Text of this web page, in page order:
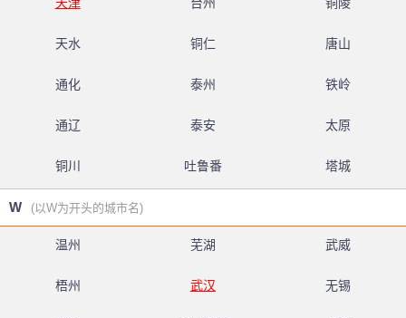
天水 铜仁 唐山
通化 泰州 铁岭
通辽 泰安 太原
铜川 吐鲁番 塔城
W (以W为开头的城市名)
温州 芜湖 武威
梧州 武汉 无锡